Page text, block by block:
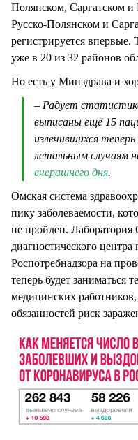
Полянском, Саргатском
Русско-Полянском и
регистрируется впервые.
уже в 20 из 32 районов
Но есть у Минздрава и
– Радует
выписаны ещё 15
излечившихся
летальным случаям
вчерашнего дня.
Омская система
пику заболеваемости,
не пройден. Лаборатория
диагностического
Роспотребнадзора на
теперь будет заниматься
медицинских
обязанностей риск